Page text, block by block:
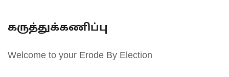
கருத்துக்கணிப்பு
Welcome to your Erode By Election